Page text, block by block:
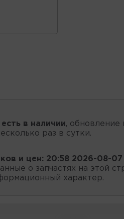
есть в наличии, обновление
раз в сутки.
и цен: 20:58 2026-08-07
о запчастях на этой
характер.